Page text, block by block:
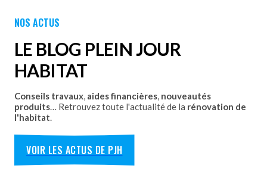
Découvrez nos portes de garage sectionnelles, basculantes
DÉCOUVRIR
NOS ACTUS
LE BLOG PLEIN JOUR
HABITAT
Conseils travaux, aides financières, nouveautés
produits… Retrouvez toute l'actualité de la rénovation de
l'habitat.
VOIR LES ACTUS DE PJH